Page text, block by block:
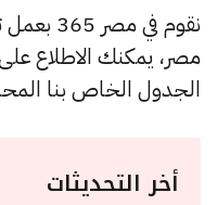
نقوم في
مصر، يمكنك الاطلاع
الجدول الخاص بنا
أخر التحديثات